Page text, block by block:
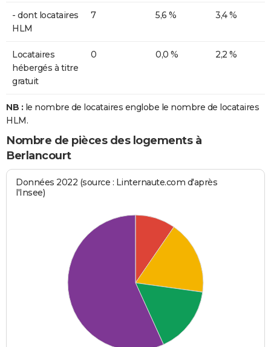
- dont locataires
HLM
7 5,6 % 3,4 %
Locataires
hébergés à titre
gratuit
0 0,0 % 2,2 %
NB : le nombre de locataires englobe le nombre de locataires
HLM.
Nombre de pièces des logements à
Berlancourt
Données 2022 (source : Linternaute.com d'après
l'Insee)